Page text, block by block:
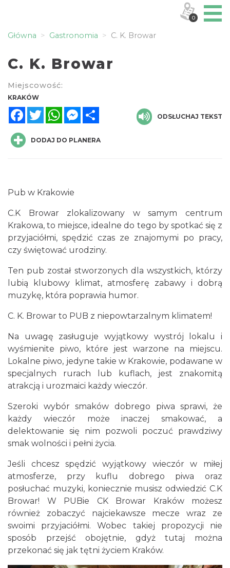
Główna Gastronomia C. K. Browar
C. K. Browar
Miejscowość:
KRAKÓW
FacebookTwitterWhatsAppMessenger
ODSŁUCHAJ TEKST
DODAJ DO PLANERA
Pub w Krakowie
C.K Browar zlokalizowany w samym centrum
Krakowa, to miejsce, idealne do tego by spotkać się z
przyjaciółmi, spędzić czas ze znajomymi po pracy,
czy świętować urodziny.
Ten pub został stworzonych dla wszystkich, którzy
lubią klubowy klimat, atmosferę zabawy i dobrą
muzykę, która poprawia humor.
C. K. Browar to PUB z niepowtarzalnym klimatem!
Na uwagę zasługuje wyjątkowy wystrój lokalu i
wyśmienite piwo, które jest warzone na miejscu.
Lokalne piwo, jedyne takie w Krakowie, podawane w
specjalnych rurach lub kuflach, jest znakomitą
atrakcją i urozmaici każdy wieczór.
Szeroki wybór smaków dobrego piwa sprawi, że
każdy wieczór może inaczej smakować, a
delektowanie się nim pozwoli poczuć prawdziwy
smak wolności i pełni życia.
Jeśli chcesz spędzić wyjątkowy wieczór w miłej
atmosferze, przy kuflu dobrego piwa oraz
posłuchać muzyki, koniecznie musisz odwiedzić C.K
Browar! W PUBie CK Browar Kraków możesz
również zobaczyć najciekawsze mecze wraz ze
swoimi przyjaciółmi. Wobec takiej propozycji nie
sposób przejść obojętnie, gdyż tutaj można
przekonać się jak tętni życiem Kraków.
0